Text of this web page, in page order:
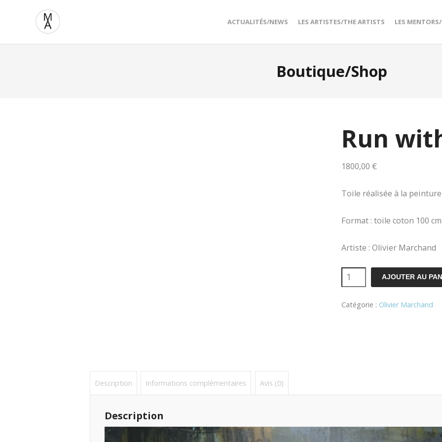
ACTUALITÉS/NEWS LES ARTISTES/THE ARTISTS LES
Boutique/Shop
Run
1800,00 €
Toile réalisée à la
Format : toile coton 100
Artiste : Olivier Marchand
quantité
de
Run
AJOUTER AU
Catégorie : Olivier Marchand
Description Informations complémentaires Avis (0)
Description